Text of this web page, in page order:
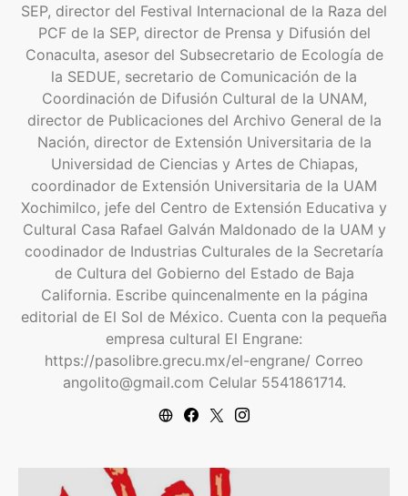
SEP, director del Festival Internacional de la Raza del
PCF de la SEP, director de Prensa y Difusión del
Conaculta, asesor del Subsecretario de Ecología de
la SEDUE, secretario de Comunicación de la
Coordinación de Difusión Cultural de la UNAM,
director de Publicaciones del Archivo General de la
Nación, director de Extensión Universitaria de la
Universidad de Ciencias y Artes de Chiapas,
coordinador de Extensión Universitaria de la UAM
Xochimilco, jefe del Centro de Extensión Educativa y
Cultural Casa Rafael Galván Maldonado de la UAM y
coodinador de Industrias Culturales de la Secretaría
de Cultura del Gobierno del Estado de Baja
California. Escribe quincenalmente en la página
editorial de El Sol de México. Cuenta con la pequeña
empresa cultural El Engrane:
https://pasolibre.grecu.mx/el-engrane/ Correo
angolito@gmail.com Celular 5541861714.